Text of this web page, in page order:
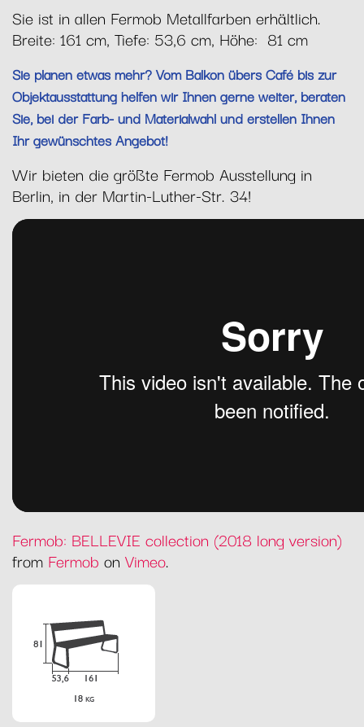
Sie ist in allen Fermob Metallfarben erhältlich.
Breite: 161 cm, Tiefe: 53,6 cm, Höhe: 81 cm
Sie planen etwas mehr? Vom Balkon übers Café bis zur
Objektausstattung helfen wir Ihnen gerne weiter, beraten
Sie, bei der Farb- und Materialwahl und erstellen Ihnen
Ihr gewünschtes Angebot!
Wir bieten die größte Fermob Ausstellung in
Berlin, in der Martin-Luther-Str. 34!
Fermob: BELLEVIE collection (2018 long version)
from Fermob on Vimeo.